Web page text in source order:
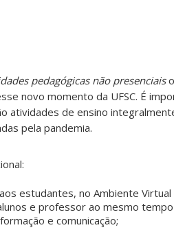
pedagógicas não presenciais
novo momento da UFSC. É
atividades de ensino
pela pandemia.
estudantes, no Ambiente
e professor ao mesmo
e comunicação;